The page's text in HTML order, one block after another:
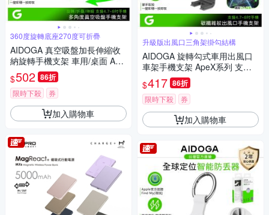
360度旋轉底座270度可折疊
AIDOGA 真空吸盤加長伸縮收
納旋轉手機支架 車用/桌面 Ape
X系列 4.7~8吋手機
$502 86折
限時下殺 券
加入購物車
升級版出風口三角架掛勾結構
AIDOGA 旋轉勾式車用出風口
車架手機支架 ApeX系列 支援4.
7~8吋蘋果/安卓手機
$417 86折
限時下殺 券
加入購物車